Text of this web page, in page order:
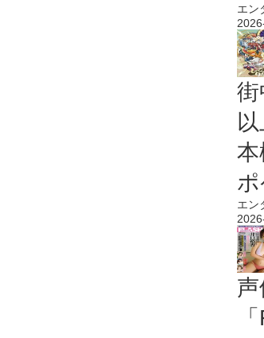
エン
本
エン